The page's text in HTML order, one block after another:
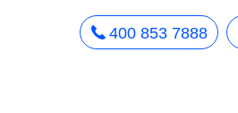
400 853 7888